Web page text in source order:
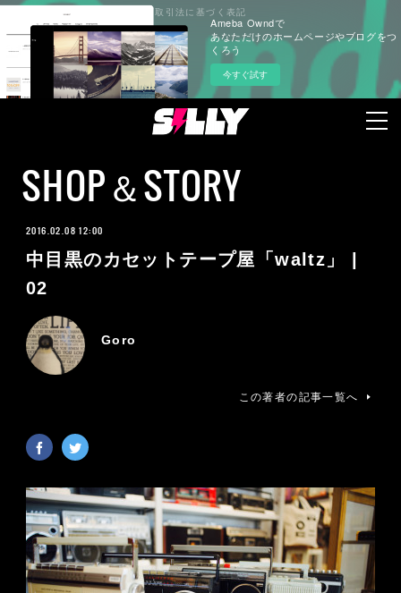
Ameba Owndで
あなただけのホームページやブログをつ
くろう
今すぐ試す
SHOP＆STORY
2016.02.08 12:00
中目黒のカセットテープ屋「waltz」 |
02
Goro
この著者の記事一覧へ
プライバシーポリシー 特定商取引法に基づく表記